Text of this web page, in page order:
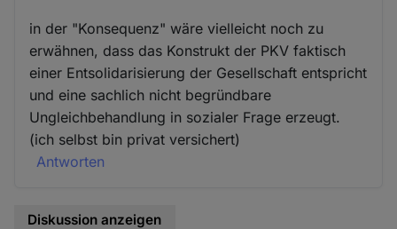
in der "Konsequenz" wäre vielleicht noch zu
erwähnen, dass das Konstrukt der PKV faktisch
einer Entsolidarisierung der Gesellschaft entspricht
und eine sachlich nicht begründbare
Ungleichbehandlung in sozialer Frage erzeugt.
(ich selbst bin privat versichert)
Antworten
Diskussion anzeigen